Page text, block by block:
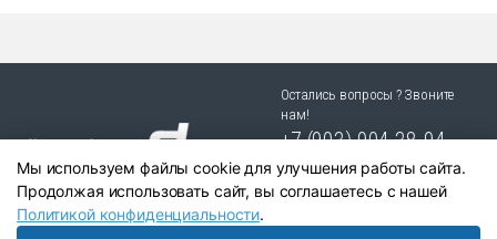
Остались вопросы ? Звоните
нам!
+7 (903) 904 38-94
г. Новосибирск, ул. Степная
25/1 к.1
Мы используем файлы cookie для улучшения работы сайта.
Продолжая использовать сайт, вы соглашаетесь с нашей
Политикой конфиденциальности.